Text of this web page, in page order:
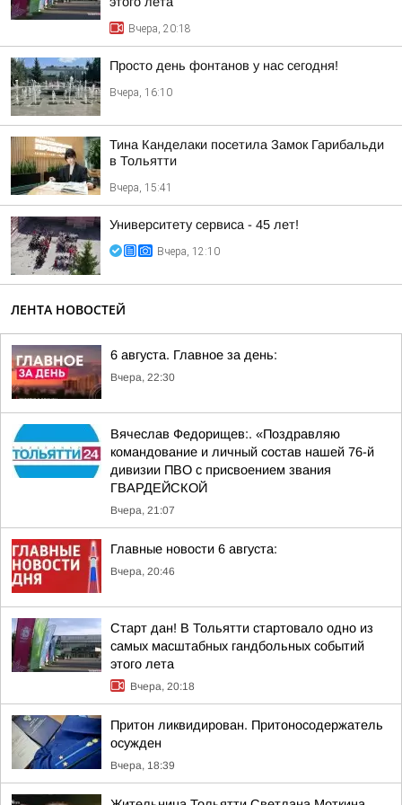
Вчера, 20:18
Просто день фонтанов у нас сегодня!
Вчера, 16:10
Тина Канделаки посетила Замок Гарибальди
в Тольятти
Вчера, 15:41
Университету сервиса - 45 лет!
Вчера, 12:10
ЛЕНТА НОВОСТЕЙ
6 августа. Главное за день:
Вчера, 22:30
Вячеслав Федорищев:. «Поздравляю
командование и личный состав нашей 76-й
дивизии ПВО с присвоением звания
ГВАРДЕЙСКОЙ
Вчера, 21:07
Главные новости 6 августа:
Вчера, 20:46
Старт дан! В Тольятти стартовало одно из
самых масштабных гандбольных событий
этого лета
Вчера, 20:18
Притон ликвидирован. Притоносодержатель
осужден
Вчера, 18:39